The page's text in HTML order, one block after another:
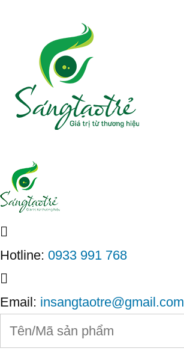
Hotline: 0933 991 768
Email: insangtaotre@gmail.com